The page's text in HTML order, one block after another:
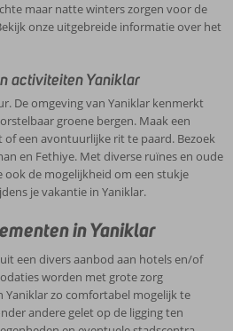
maar natte winters zorgen voor de
onze uitgebreide informatie over het
activiteiten Yaniklar
De omgeving van Yaniklar kenmerkt
groene bergen. Maak een
een avontuurlijke rit te paard. Bezoek
en Fethiye. Met diverse ruïnes en oude
ook de mogelijkheid om een stukje
je vakantie in Yaniklar.
in Yaniklar
een divers aanbod aan hotels en/of
worden met grote zorg
Yaniklar zo comfortabel mogelijk te
andere gelet op de ligging ten